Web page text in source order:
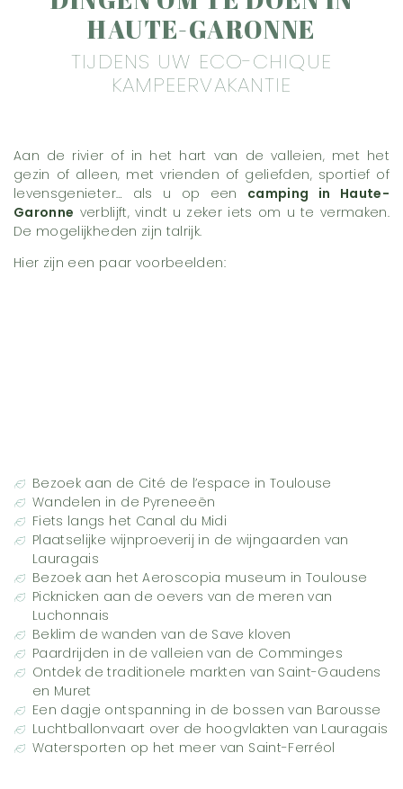
HAUTE-GARONNE
TIJDENS UW ECO-CHIQUE
KAMPEERVAKANTIE
Aan de rivier of in het hart van de valleien, met het
gezin of alleen, met vrienden of geliefden, sportief of
levensgenieter… als u op een camping in Haute-
Garonne verblijft, vindt u zeker iets om u te vermaken.
De mogelijkheden zijn talrijk.
Hier zijn een paar voorbeelden:
Bezoek aan de Cité de l’espace in Toulouse
Wandelen in de Pyreneeën
Fiets langs het Canal du Midi
Plaatselijke wijnproeverij in de wijngaarden van
Lauragais
Bezoek aan het Aeroscopia museum in Toulouse
Picknicken aan de oevers van de meren van
Luchonnais
Beklim de wanden van de Save kloven
Paardrijden in de valleien van de Comminges
Ontdek de traditionele markten van Saint-Gaudens
en Muret
Een dagje ontspanning in de bossen van Barousse
Luchtballonvaart over de hoogvlakten van Lauragais
Watersporten op het meer van Saint-Ferréol